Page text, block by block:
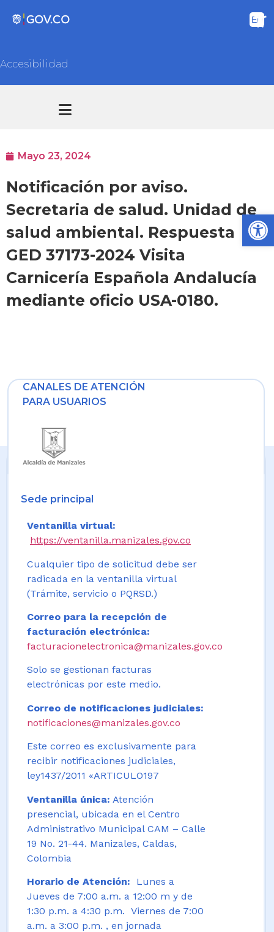
Accesibilidad
Mayo 23, 2024
Notificación por aviso.
Secretaria de salud. Unidad de
salud ambiental. Respuesta
GED 37173-2024 Visita
Carnicería Española Andalucía
mediante oficio USA-0180.
CANALES DE ATENCIÓN
PARA USUARIOS
Sede principal
Ventanilla virtual:
https://ventanilla.manizales.gov.co
Cualquier tipo de solicitud debe ser
radicada en la ventanilla virtual
(Trámite, servicio o PQRSD.)
Correo para la recepción de
facturación electrónica:
facturacionelectronica@manizales.gov.co
Solo se gestionan facturas
electrónicas por este medio.
Correo de notificaciones judiciales:
notificaciones@manizales.gov.co
Este correo es exclusivamente para
recibir notificaciones judiciales,
ley1437/2011 «ARTICULO197
Ventanilla única: Atención
presencial, ubicada en el Centro
Administrativo Municipal CAM – Calle
19 No. 21-44. Manizales, Caldas,
Colombia
Horario de Atención:
Lunes a
Jueves de 7:00 a.m. a 12:00 m y de
1:30 p.m. a 4:30 p.m. Viernes de 7:00
a.m. a 3:00 p.m. , en jornada